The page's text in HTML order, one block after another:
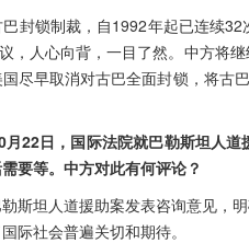
封锁制裁，自1992年起已连续
，人心向背，一目了然。中方将
尽早取消对古巴全面封锁，将古
22日，国际法院就巴勒斯坦人
要等。中方对此有何评论？
斯坦人道援助案发表咨询意见，
际社会普遍关切和期待。